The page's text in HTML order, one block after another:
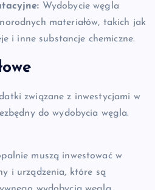
Wydobycie węgla
materiałów, takich jak
i inne substancje chemiczne.
związane z inwestycjami w
do wydobycia węgla.
muszą inwestować w
i urządzenia, które są